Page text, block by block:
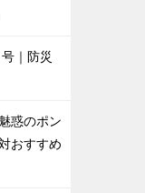
｜防災
惑のポン
おすすめ